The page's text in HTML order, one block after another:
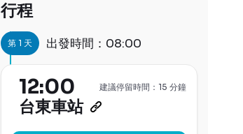
行程
第 1 天 出發時間：08:00
12:00
台東車站
建議停留時間：15 分鐘